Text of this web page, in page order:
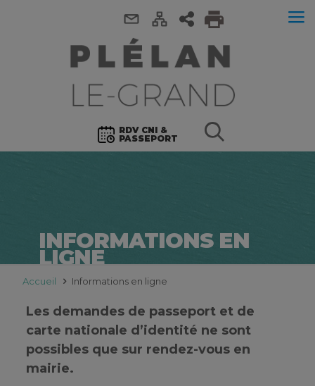
RDV CNI &
PASSEPORT
INFORMATIONS EN
LIGNE
Accueil Informations en ligne
Les demandes de passeport et de
carte nationale d’identité ne sont
possibles que sur rendez-vous en
mairie.